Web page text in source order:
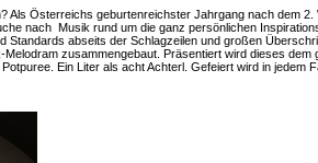
Als Österreichs geburtenreichster Jahrgang nach dem
nach Musik rund um die ganz persönlichen
abseits der Schlagzeilen und großen
zusammengebaut. Präsentiert wird dieses
Ein Liter als acht Achterl. Gefeiert wird in jedem